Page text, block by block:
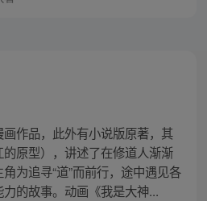
画作品，此外有小说版原著，其
原型），讲述了在修道人渐渐
为追寻“道”而前行，途中遇见各
的故事。动画《我是大神...